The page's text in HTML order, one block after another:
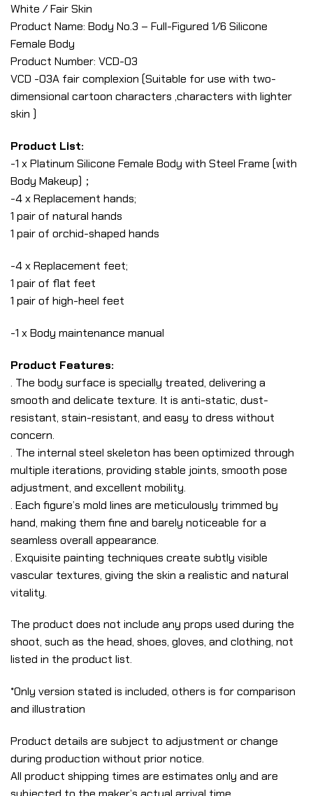
White / Fair Skin
Product Name: Body No.3 – Full-Figured 1/6 Silicone
Female Body
Product Number: VCD-03
VCD -03A fair complexion (Suitable for use with two-
dimensional cartoon characters ,characters with lighter
skin )
Product List:
-1 x Platinum Silicone Female Body with Steel Frame (with
Body Makeup)；
-4 x Replacement hands;
1 pair of natural hands
1 pair of orchid-shaped hands
-4 x Replacement feet;
1 pair of flat feet
1 pair of high-heel feet
-1 x Body maintenance manual
Product Features:
. The body surface is specially treated, delivering a
smooth and delicate texture. It is anti-static, dust-
resistant, stain-resistant, and easy to dress without
concern.
. The internal steel skeleton has been optimized through
multiple iterations, providing stable joints, smooth pose
adjustment, and excellent mobility.
. Each figure’s mold lines are meticulously trimmed by
hand, making them fine and barely noticeable for a
seamless overall appearance.
. Exquisite painting techniques create subtly visible
vascular textures, giving the skin a realistic and natural
vitality.
The product does not include any props used during the
shoot, such as the head, shoes, gloves, and clothing, not
listed in the product list.
*Only version stated is included, others is for comparison
and illustration
Product details are subject to adjustment or change
during production without prior notice.
All product shipping times are estimates only and are